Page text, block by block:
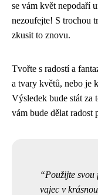
se vám květ nepodaří
nezoufejte! S trochou
zkusit to znovu.
Tvořte s radostí a
a tvary květů, nebo je
Výsledek bude stát
vám bude dělat radost
Použijte
vajec v